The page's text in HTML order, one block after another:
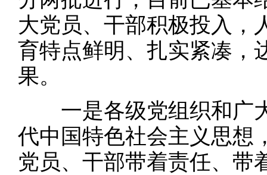
大党员、干部积极投入，
育特点鲜明、扎实紧凑，
果。
一是各级党组织和广
代中国特色社会主义思想
党员、干部带着责任、带